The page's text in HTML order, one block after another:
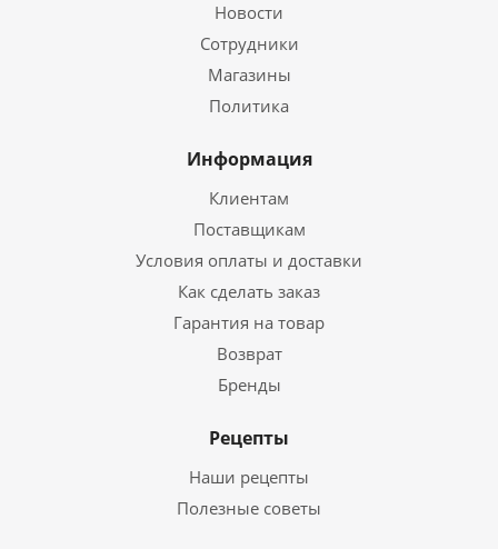
Новости
Сотрудники
Магазины
Политика
Информация
Клиентам
Поставщикам
Условия оплаты и доставки
Как сделать заказ
Гарантия на товар
Возврат
Бренды
Рецепты
Наши рецепты
Полезные советы